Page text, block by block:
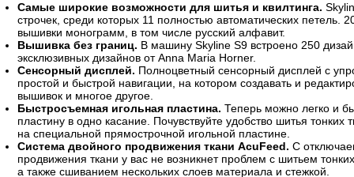
Самые широкие возможности для шитья и квилтинга.
строчек, среди которых 11 полностью автоматических петель.
вышивки монограмм, в том числе русский алфавит.
Вышивка без границ. В машину Skyline S9 встроено 250
эксклюзивных дизайнов от Anna Maria Horner.
Сенсорный дисплей. Полноцветный сенсорный дисплей с
простой и быстрой навигации, на котором создавать и
вышивок и многое другое.
Быстросъемная игольная пластина. Теперь можно легко и
пластину в одно касание. Почувствуйте удобство шитья тонких
на специальной прямострочной игольной пластине.
Система двойного продвижения ткани AcuFeed. С
продвижения ткани у вас не возникнет проблем с шитьем
а также сшиванием нескольких слоев материала и стежкой.